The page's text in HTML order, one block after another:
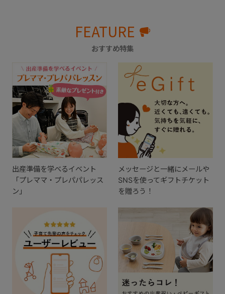
FEATURE
おすすめ特集
出産準備を学べるイベント
「プレママ・プレパパレッス
ン」
メッセージと一緒にメールや
SNSを使ってギフトチケット
を贈ろう！